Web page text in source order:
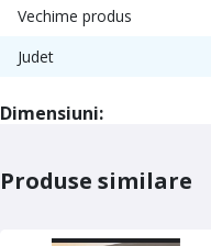
Vechime produs
Judet
Dimensiuni:
Produse similare